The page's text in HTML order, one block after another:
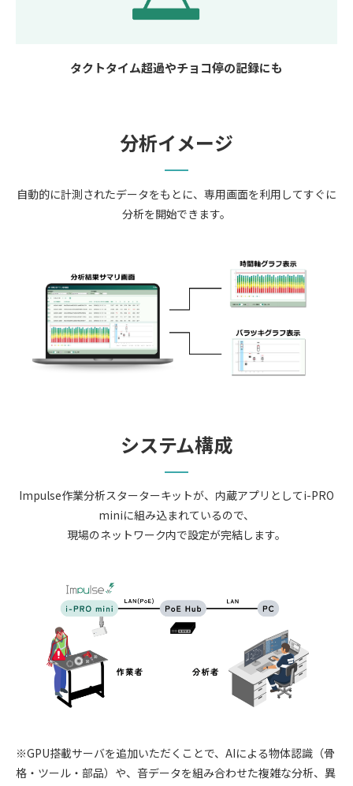
タクトタイム超過やチョコ停の記録にも
分析イメージ
自動的に計測されたデータをもとに、専用画面を利用してすぐに
分析を開始できます。
システム構成
Impulse作業分析スターターキットが、内蔵アプリとしてi-PRO
miniに組み込まれているので、
現場のネットワーク内で設定が完結します。
※GPU搭載サーバを追加いただくことで、AIによる物体認識（骨
格・ツール・部品）や、音データを組み合わせた複雑な分析、異